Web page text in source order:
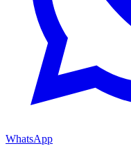
WhatsApp